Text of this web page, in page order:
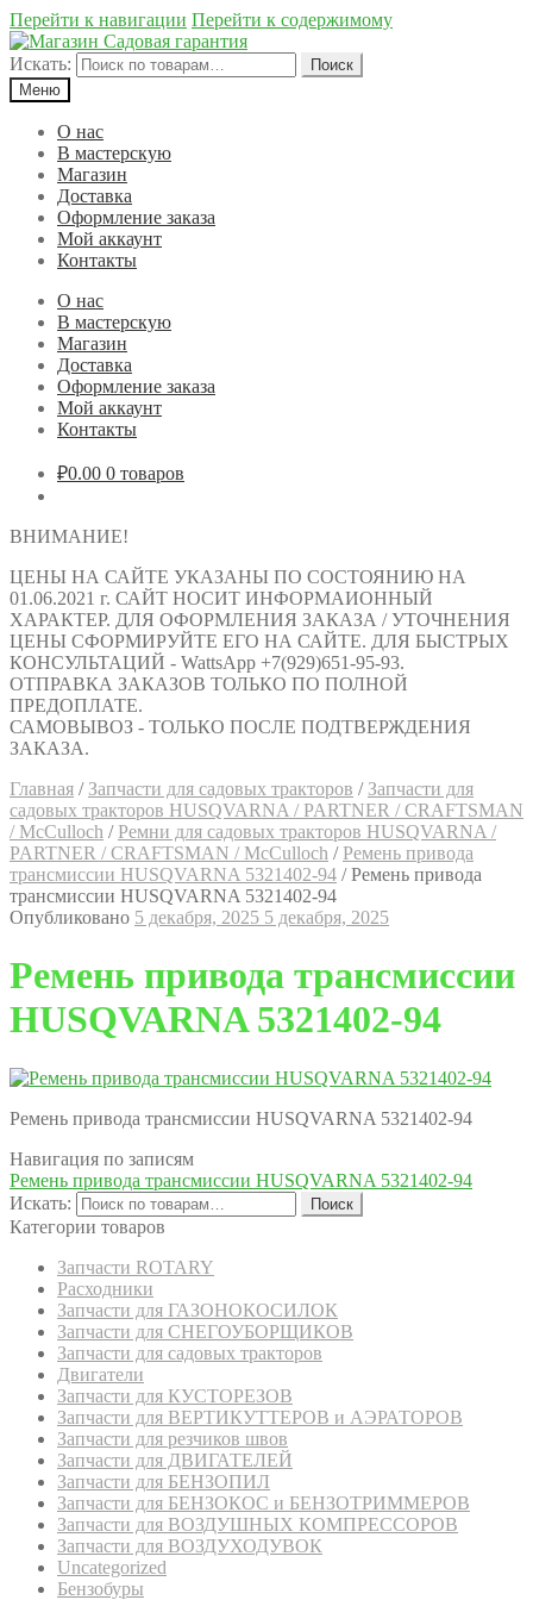
Перейти к навигации Перейти к содержимому
Искать:
Поиск
Меню
О нас
В мастерскую
Магазин
Доставка
Оформление заказа
Мой аккаунт
Контакты
О нас
В мастерскую
Магазин
Доставка
Оформление заказа
Мой аккаунт
Контакты
₽0.00 0 товаров
ВНИМАНИЕ!
ЦЕНЫ НА САЙТЕ УКАЗАНЫ ПО СОСТОЯНИЮ НА
01.06.2021 г. САЙТ НОСИТ ИНФОРМАИОННЫЙ
ХАРАКТЕР. ДЛЯ ОФОРМЛЕНИЯ ЗАКАЗА / УТОЧНЕНИЯ
ЦЕНЫ СФОРМИРУЙТЕ ЕГО НА САЙТЕ. ДЛЯ БЫСТРЫХ
КОНСУЛЬТАЦИЙ - WattsApp +7(929)651-95-93.
ОТПРАВКА ЗАКАЗОВ ТОЛЬКО ПО ПОЛНОЙ
ПРЕДОПЛАТЕ.
САМОВЫВОЗ - ТОЛЬКО ПОСЛЕ ПОДТВЕРЖДЕНИЯ
ЗАКАЗА.
Главная / Запчасти для садовых тракторов / Запчасти для
садовых тракторов HUSQVARNA / PARTNER / CRAFTSMAN
/ McCulloch / Ремни для садовых тракторов HUSQVARNA /
PARTNER / CRAFTSMAN / McCulloch / Ремень привода
трансмиссии HUSQVARNA 5321402-94 /Ремень привода
трансмиссии HUSQVARNA 5321402-94
Опубликовано 5 декабря, 2025 5 декабря, 2025
Ремень привода трансмиссии
HUSQVARNA 5321402-94
Ремень привода трансмиссии HUSQVARNA 5321402-94
Навигация по записям
Ремень привода трансмиссии HUSQVARNA 5321402-94
Искать:
Поиск
Категории товаров
Запчасти ROTARY
Расходники
Запчасти для ГАЗОНОКОСИЛОК
Запчасти для СНЕГОУБОРЩИКОВ
Запчасти для садовых тракторов
Двигатели
Запчасти для КУСТОРЕЗОВ
Запчасти для ВЕРТИКУТТЕРОВ и АЭРАТОРОВ
Запчасти для резчиков швов
Запчасти для ДВИГАТЕЛЕЙ
Запчасти для БЕНЗОПИЛ
Запчасти для БЕНЗОКОС и БЕНЗОТРИММЕРОВ
Запчасти для ВОЗДУШНЫХ КОМПРЕССОРОВ
Запчасти для ВОЗДУХОДУВОК
Uncategorized
Бензобуры